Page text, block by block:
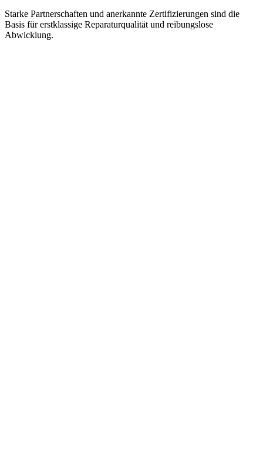
Starke Partnerschaften und anerkannte Zertifizierungen sind die
Basis für erstklassige Reparaturqualität und reibungslose
Abwicklung.